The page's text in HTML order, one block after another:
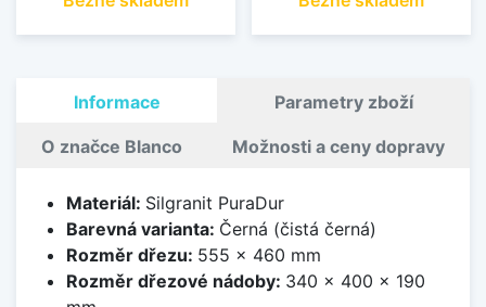
Informace Parametry zboží
O značce Blanco Možnosti a ceny dopravy
Materiál: Silgranit PuraDur
Barevná varianta: Černá (čistá černá)
Rozměr dřezu: 555 x 460 mm
Rozměr dřezové nádoby: 340 x 400 x 190